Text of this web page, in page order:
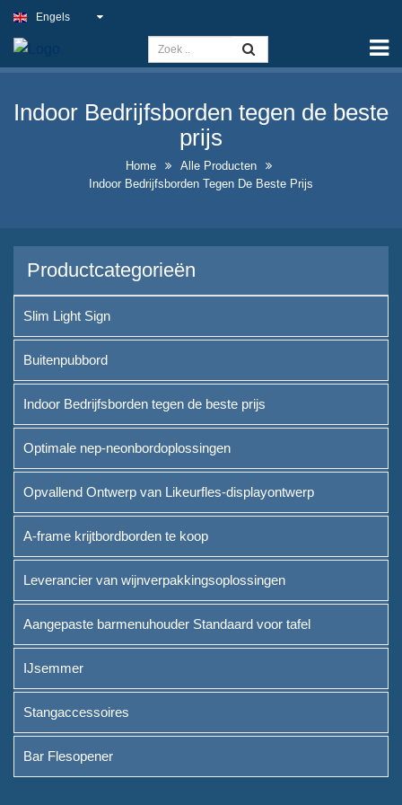
Capaciteit
Slim Light Sign
Indoor Bedrijfsborden tegen de
neonbordoplossingen
Opvallend Ontwerp van
Likeurfles-displayontwerp
koop
wijnverpakkingsoplossingen
Aangepaste barmenuhouder
Standaard voor tafel
IJsemmer
Stangaccessoires
Bar Flesopener
Wie we zijn
Dienst
Engels
Indoor Bedrijfsborden tegen de beste
prijs
Home
Alle Producten
Indoor Bedrijfsborden Tegen De Beste Prijs
Productcategorieën
Slim Light Sign
Buitenpubbord
Indoor Bedrijfsborden tegen de beste prijs
Optimale nep-neonbordoplossingen
Opvallend Ontwerp van Likeurfles-displayontwerp
A-frame krijtbordborden te koop
Leverancier van wijnverpakkingsoplossingen
Aangepaste barmenuhouder Standaard voor tafel
IJsemmer
Stangaccessoires
Bar Flesopener